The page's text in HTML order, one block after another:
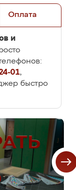
Оплата
и
01,
быстро